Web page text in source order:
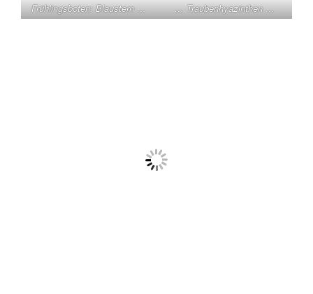
Frühlingsboten: Blaustern … … Traubenhyazinthen …